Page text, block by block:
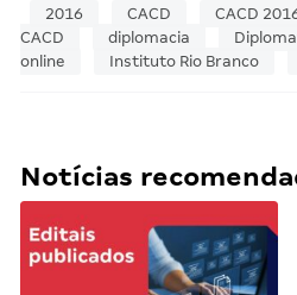
2016 CACD CACD
CACD
diplomacia
online
Instituto Rio Branco
Notícias